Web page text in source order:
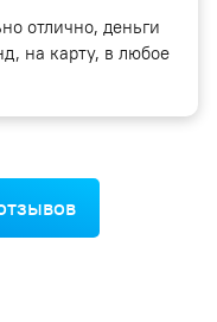
отлично, деньги
на карту, в любое